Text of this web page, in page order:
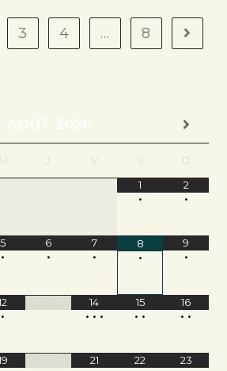
3 4 … 8
M J V S
D
1
•
2
•
5
•
6
•
7
•
8
•
9
•
•
14
• • •
15
• •
16
• •
21
22
23